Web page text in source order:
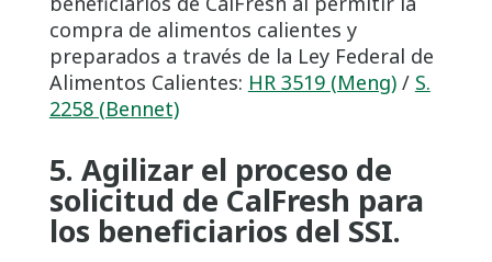
compra de alimentos calientes y
preparados a través de la Ley Federal de
Alimentos Calientes: HR 3519 (Meng)/ S.
2258 (Bennet)
5. Agilizar el proceso de
solicitud de CalFresh para
los beneficiarios del SSI.